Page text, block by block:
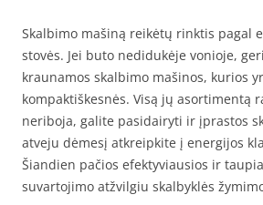
Skalbimo mašiną reikėtų rinktis pagal
stovės. Jei buto nedidukėje vonioje,
kraunamos skalbimo mašinos, kurios
kompaktiškesnės. Visą jų asortimentą
neriboja, galite pasidairyti ir įprastos
atveju dėmesį atkreipkite į energijos
Šiandien pačios efektyviausios ir
suvartojimo atžvilgiu skalbyklės